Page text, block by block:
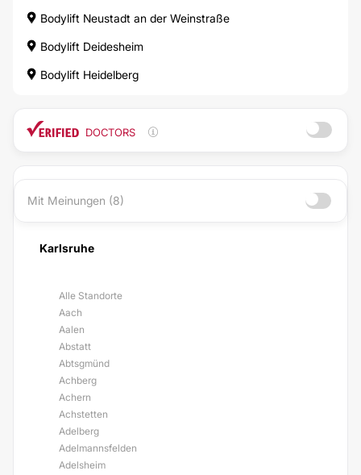
Bodylift Neustadt an der Weinstraße
Bodylift Deidesheim
Bodylift Heidelberg
DOCTORS
Mit Meinungen (8)
Karlsruhe
Alle Standorte
Aach
Aalen
Abstatt
Abtsgmünd
Achberg
Achern
Achstetten
Adelberg
Adelmannsfelden
Adelsheim